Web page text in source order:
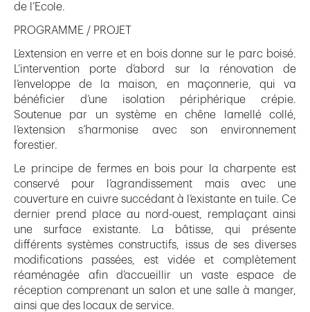
de l’Ecole.
PROGRAMME / PROJET
L’extension en verre et en bois donne sur le parc boisé.
L’intervention porte d’abord sur la rénovation de
l’enveloppe de la maison, en maçonnerie, qui va
bénéficier d’une isolation périphérique crépie.
Soutenue par un système en chêne lamellé collé,
l’extension s’harmonise avec son environnement
forestier.
Le principe de fermes en bois pour la charpente est
conservé pour l’agrandissement mais avec une
couverture en cuivre succédant à l’existante en tuile. Ce
dernier prend place au nord-ouest, remplaçant ainsi
une surface existante. La bâtisse, qui présente
différents systèmes constructifs, issus de ses diverses
modifications passées, est vidée et complètement
réaménagée afin d’accueillir un vaste espace de
réception comprenant un salon et une salle à manger,
ainsi que des locaux de service.